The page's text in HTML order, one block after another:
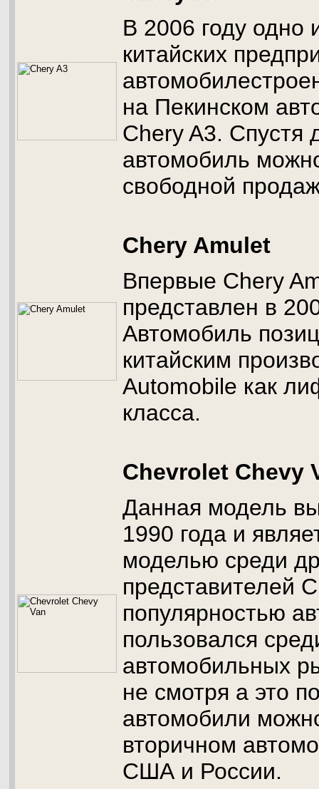
В 2006 году одно
китайских
на Пекинском
Chery A3. Спустя
автомобиль
свободной
Chery Amulet
Впервые Chery
представлен в
Автомобиль
китайским
Automobile как
класса.
Chevrolet Chevy
Данная модель
1990 года и
моделью среди
представителей
популярностью
пользовался
автомобильных
не смотря а это
автомобили
вторичном
США и России.